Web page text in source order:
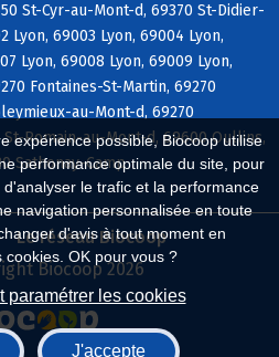
expérience possible, Biocoop utilise
performance optimale du site, pour
le trafic et la performance
navigation personnalisée en toute
d'avis à tout moment en
cookies. OK pour vous ?
paramétrer les cookies
J'accepte
St-Cyr-au-Mont-d, 69370 St-Didier-
Lyon, 69003 Lyon, 69004 Lyon,
Lyon, 69008 Lyon, 69009 Lyon,
Fontaines-St-Martin, 69270
au-Mont-d, 69270
Romain-au-Mont-d, 69600 Oullins,
Sathonay-Camp
Le réseau Biocoop
Biocoop 2026